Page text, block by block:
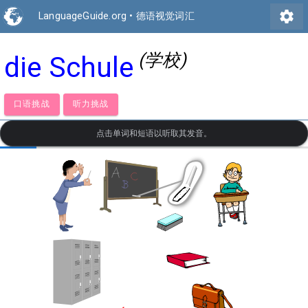
LanguageGuide.org • 德语视觉词汇 settings
die Schule (学校)
口语挑战 听力挑战
点击单词和短语以听取其发音。